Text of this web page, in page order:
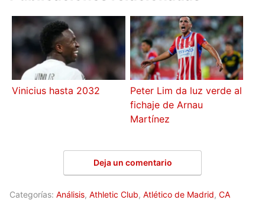
Vinicius hasta 2032
Peter Lim da luz verde al
fichaje de Arnau
Martínez
Deja un comentario
Categorías: Análisis, Athletic Club, Atlético de Madrid, CA